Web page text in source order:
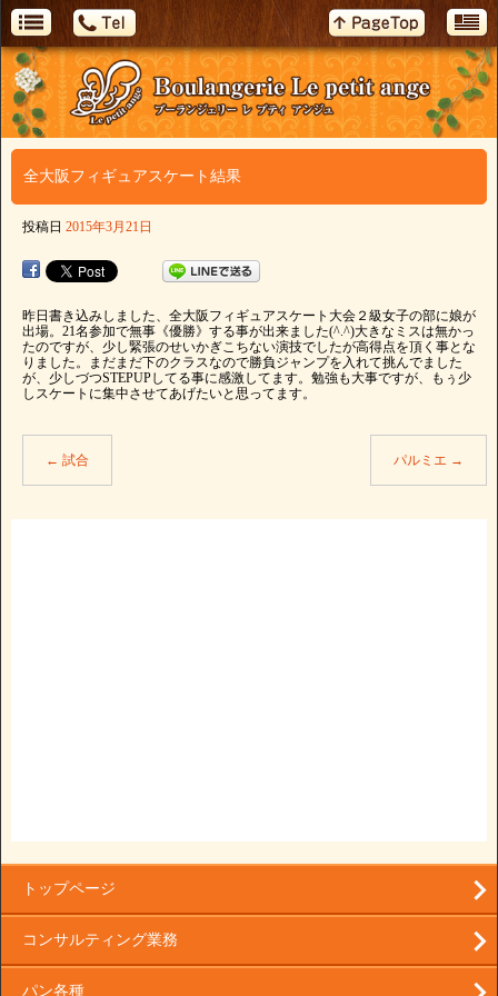
全大阪フィギュアスケート結果
投稿日 2015年3月21日
昨日書き込みしました、全大阪フィギュアスケート大会２級女子の部に娘が
出場。21名参加で無事《優勝》する事が出来ました(^.^)大きなミスは無かっ
たのですが、少し緊張のせいかぎこちない演技でしたが高得点を頂く事とな
りました。まだまだ下のクラスなので勝負ジャンプを入れて挑んでました
が、少しづつSTEPUPしてる事に感激してます。勉強も大事ですが、もぅ少
しスケートに集中させてあげたいと思ってます。
← 試合 パルミエ →
トップページ
コンサルティング業務
パン各種